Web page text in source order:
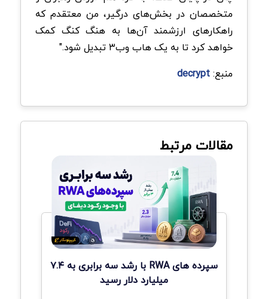
متخصصان در بخش‌های درگیر، من معتقدم که
راهکارهای ارزشمند آن‌ها به هنگ کنگ کمک
خواهد کرد تا به یک هاب وب۳ تبدیل شود."
منبع:decrypt
مقالات مرتبط
سپرده های RWA با رشد سه برابری به ۷.۴
میلیارد دلار رسید